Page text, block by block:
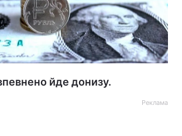
йде донизу.
Реклама